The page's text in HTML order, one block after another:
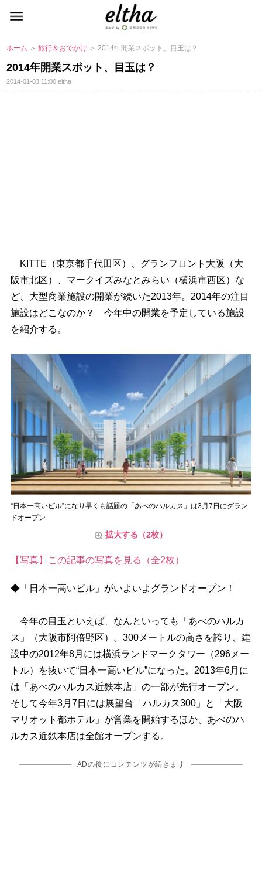
ホーム ＞旅行＆おでかけ ＞ 2014年開業スポット、目玉は？
2014年開業スポット、目玉は？
2014-01-03 11:00eltha
KITTE（東京都千代田区）、グランフロント大阪（大
阪市北区）、マークイズみなとみらい（横浜市西区）な
ど、大型商業施設の開業が続いた2013年。2014年の注目
施設はどこなのか？ 今年中の開業を予定している施設
を紹介する。
“日本一高いビル”になり早くも話題の「あべのハルカス」は3月7日にグラン
ドオープン
拡大する（2枚）
【写真】この記事の写真を見る（全2枚）
◆「日本一高いビル」がいよいよグランドオープン！
今年の目玉といえば、なんといっても「あべのハルカ
ス」（大阪市阿倍野区）。300メートルの高さを誇り、建
設中の2012年8月には横浜ランドマークタワー（296メー
トル）を抜いて“日本一高いビル”になった。2013年6月に
は「あべのハルカス近鉄本店」の一部が先行オープン。
そして今年3月7日には展望台「ハルカス300」と「大阪
マリオット都ホテル」が営業を開始するほか、あべのハ
ルカス近鉄本店は全館オープンする。
ADの後にコンテンツが続きます